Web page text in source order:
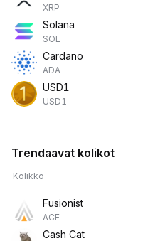
XRP
Solana
SOL
Cardano
ADA
USD1
USD1
Trendaavat kolikot
Kolikko
Fusionist
ACE
Cash Cat